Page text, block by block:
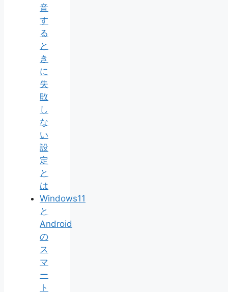
音
す
る
と
き
に
失
敗
し
な
い
設
定
と
は
Windows11
と
Android
の
ス
マ
ー
ト